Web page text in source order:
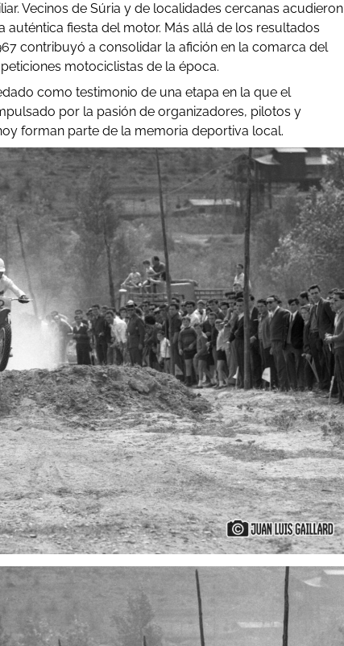
Vecinos de Súria y de localidades cercanas acudieron
fiesta del motor. Más allá de los resultados
contribuyó a consolidar la afición en la comarca del
motociclistas de la época.
como testimonio de una etapa en la que el
por la pasión de organizadores, pilotos y
forman parte de la memoria deportiva local.